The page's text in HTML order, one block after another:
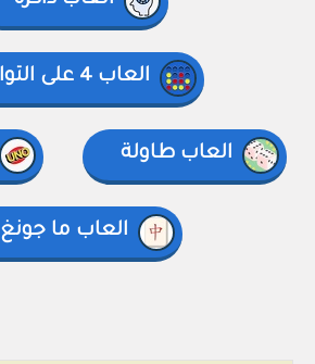
العاب 4 على التوالي
العاب طاولة
العاب ما جونغ